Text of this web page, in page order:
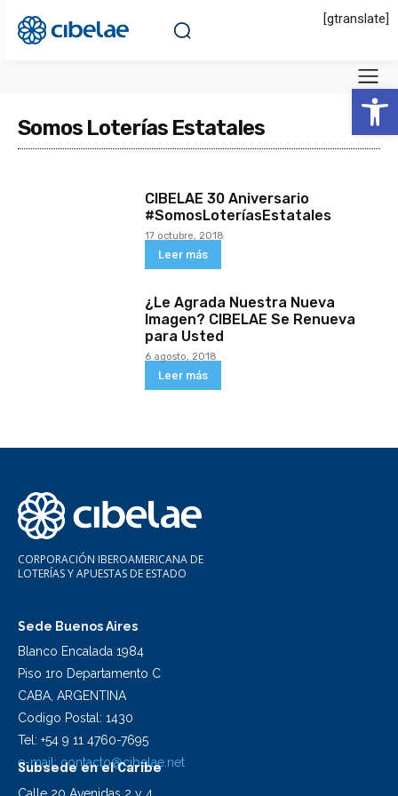
Abrir
[gtranslate]
Somos Loterías Estatales
CIBELAE 30 Aniversario
#SomosLoteríasEstatales
17 octubre, 2018
Leer más
¿Le Agrada Nuestra Nueva
Imagen? CIBELAE Se Renueva
para Usted
6 agosto, 2018
Leer más
CORPORACIÓN IBEROAMERICANA DE
LOTERÍAS Y APUESTAS DE ESTADO
Sede Buenos Aires
Blanco Encalada 1984
Piso 1ro Departamento C
CABA, ARGENTINA
Codigo Postal: 1430
Tel: +54 9 11 4760-7695
e-mail:contacto@cibelae.net
Subsede en el Caribe